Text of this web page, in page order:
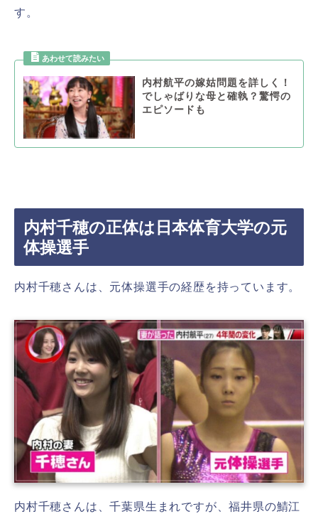
す。
内村航平の嫁姑問題を詳しく！
でしゃばりな母と確執？驚愕の
エピソードも
内村千穂の正体は日本体育大学の元
体操選手
内村千穂さんは、元体操選手の経歴を持っています。
内村千穂さんは、千葉県生まれですが、福井県の鯖江